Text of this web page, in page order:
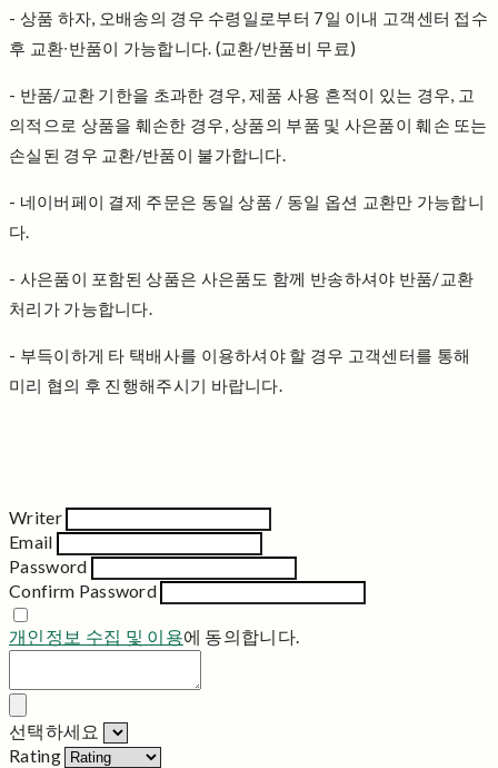
- 상품 하자, 오배송의 경우 수령일로부터 7일 이내 고객센터 접수
후 교환∙반품이 가능합니다. (교환/반품비 무료)
- 반품/교환 기한을 초과한 경우, 제품 사용 흔적이 있는 경우, 고
의적으로 상품을 훼손한 경우, 상품의 부품 및 사은품이 훼손 또는
손실된 경우 교환/반품이 불가합니다.
- 네이버페이 결제 주문은 동일 상품 / 동일 옵션 교환만 가능합니
다.
- 사은품이 포함된 상품은 사은품도 함께 반송하셔야 반품/교환
처리가 가능합니다.
- 부득이하게 타 택배사를 이용하셔야 할 경우 고객센터를 통해
미리 협의 후 진행해주시기 바랍니다.
Writer
Email
Password
Confirm Password
개인정보 수집 및 이용에 동의합니다.
선택하세요
Rating